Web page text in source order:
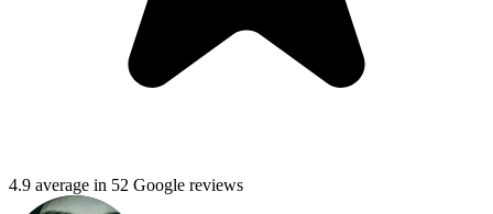
4.9 average in 52 Google reviews